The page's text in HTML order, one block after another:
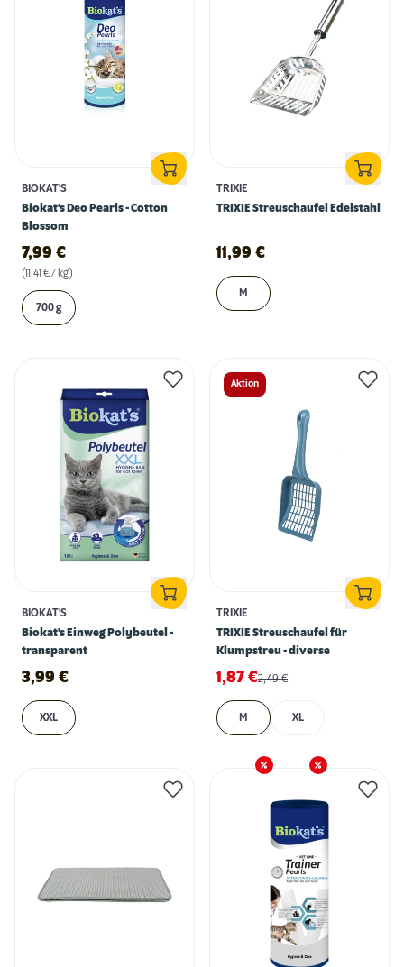
BIOKAT'S
Biokat's Deo Pearls - Cotton
Blossom
7,99 €
(11,41 € / kg)
700 g
TRIXIE
TRIXIE Streuschaufel Edelstahl
11,99 €
M
BIOKAT'S
Biokat's Einweg Polybeutel -
transparent
3,99 €
XXL
Aktion
TRIXIE
TRIXIE Streuschaufel für
Klumpstreu - diverse
1,87 €2,49€
M XL